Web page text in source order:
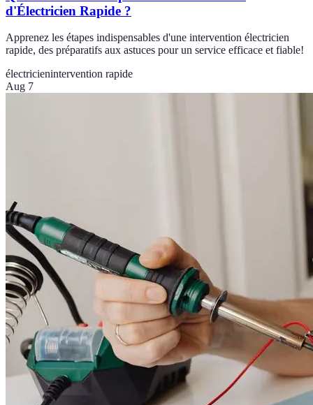
d'Électricien Rapide ?
Apprenez les étapes indispensables d'une intervention électricien
rapide, des préparatifs aux astuces pour un service efficace et fiable!
électricienintervention rapide
Aug 7